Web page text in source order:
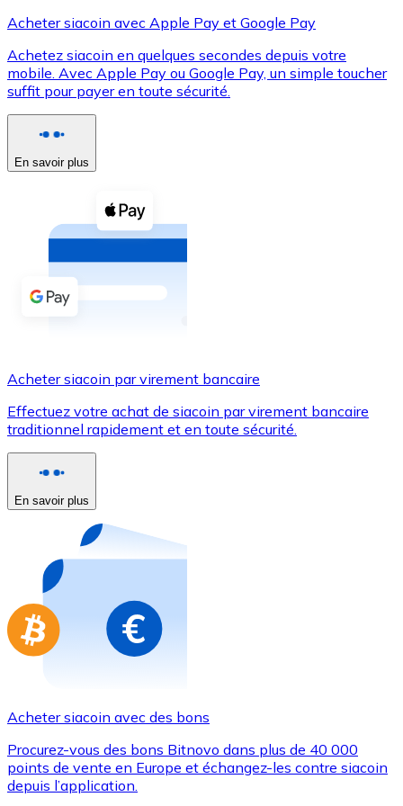
XRP
XRP
Voir toutes
Coupons crypto
Achetez des cryptomonnaies en espèces et d'autres
Acheter avec espèces
Virement SEPA
Utilisez les cartes Visa et Mastercard pour acheter
Acheter avec carte
Nouveau
Achetez des cartes-cadeaux de vos marques
Aller à la boutique de cartes-cadeaux
Acheter siacoin avec Apple Pay et Google Pay
Achetez siacoin en quelques secondes depuis votre
mobile. Avec Apple Pay ou Google Pay, un simple toucher
suffit pour payer en toute sécurité.
En savoir plus
Acheter siacoin par virement bancaire
Effectuez votre achat de siacoin par virement bancaire
traditionnel rapidement et en toute sécurité.
En savoir plus
Acheter siacoin avec des bons
Procurez-vous des bons Bitnovo dans plus de 40 000
points de vente en Europe et échangez-les contre siacoin
depuis l’application.